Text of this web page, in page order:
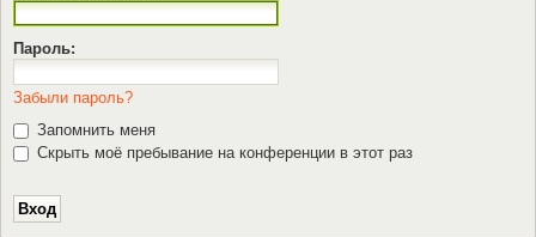
Пароль:
Забыли пароль?
Запомнить меня
Скрыть моё пребывание на конференции в этот раз